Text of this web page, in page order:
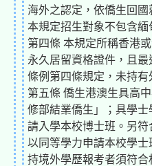
海外之認定，依僑生回
本規定招生對象不包含
第四條 本規定所稱香港
永久居留資格證件，且
條例第四條規定，未持有
第五條 僑生港澳生具高
修部結業僑生」；具學
請入學本校博士班。另
以同等學力申請本校學
持境外學歷報考者須符